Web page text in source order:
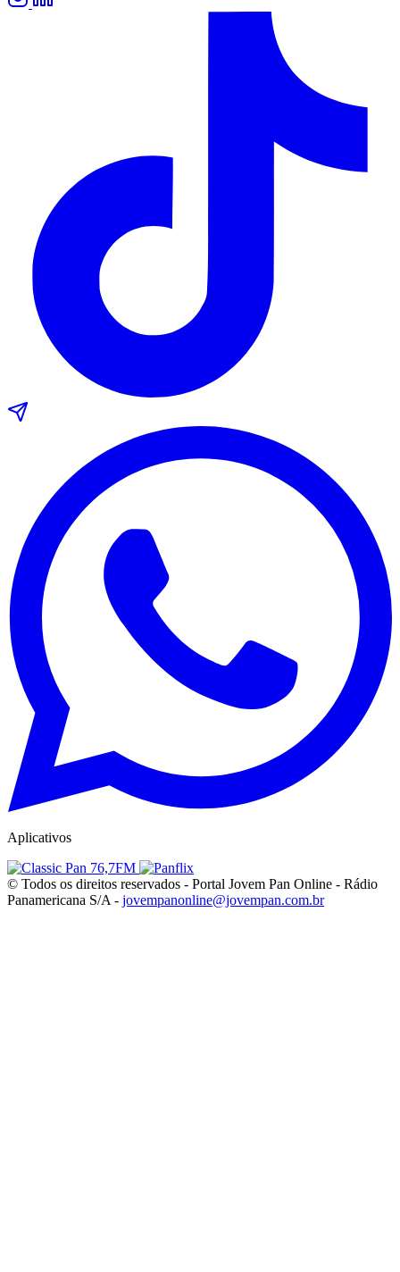
Aplicativos
© Todos os direitos reservados - Portal Jovem Pan Online - Rádio
Panamericana S/A - jovempanonline@jovempan.com.br